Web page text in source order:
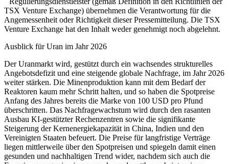
TSX Venture Exchange) übernehmen die Verantwortung für die
Angemessenheit oder Richtigkeit dieser Pressemitteilung. Die TSX
Venture Exchange hat den Inhalt weder genehmigt noch abgelehnt.
Ausblick für Uran im Jahr 2026
Der Uranmarkt wird, gestützt durch ein wachsendes strukturelles
Angebotsdefizit und eine steigende globale Nachfrage, im Jahr 2026
weiter stärken. Die Minenproduktion kann mit dem Bedarf der
Reaktoren kaum mehr Schritt halten, und so haben die Spotpreise
Anfang des Jahres bereits die Marke von 100 USD pro Pfund
überschritten. Das Nachfragewachstum wird durch den rasanten
Ausbau KI-gestützter Rechenzentren sowie die signifikante
Steigerung der Kernenergiekapazität in China, Indien und den
Vereinigten Staaten befeuert. Die Preise für langfristige Verträge
liegen mittlerweile über den Spotpreisen und spiegeln damit einen
gesunden und nachhaltigen Trend wider, nachdem sich auch die